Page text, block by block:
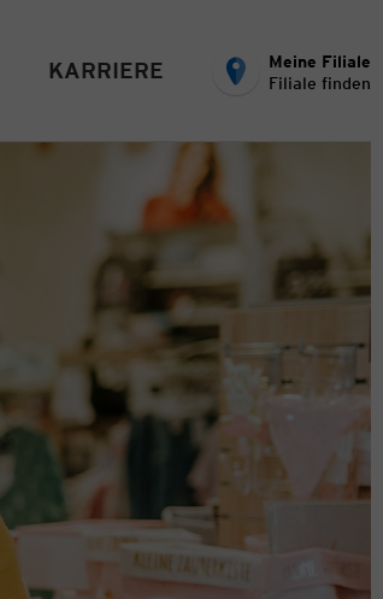
KARRIERE
Meine Filiale
Filiale finden